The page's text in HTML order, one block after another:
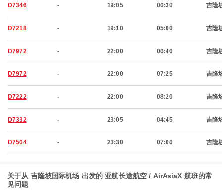
D7346 - 19:05 00:30 吉隆
D7218 - 19:10 05:00 吉隆
D7972 - 22:00 00:40 吉隆
D7972 - 22:00 07:25 吉隆
D7222 - 22:00 08:20 吉隆
D7332 - 23:05 04:45 吉隆
D7504 - 23:30 07:00 吉隆
关于从 吉隆坡国际机场 出发的 亚航长途航空 / AirAsiaX 航班的常
见问题